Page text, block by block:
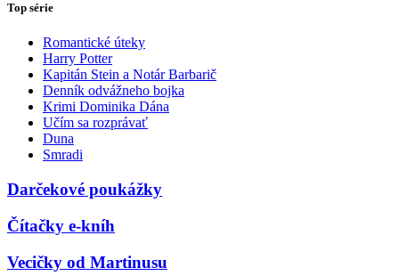
Top série
Romantické úteky
Harry Potter
Kapitán Stein a Notár Barbarič
Denník odvážneho bojka
Krimi Dominika Dána
Učím sa rozprávať
Duna
Smradi
Darčekové poukážky
Čítačky e-kníh
Vecičky od Martinusu